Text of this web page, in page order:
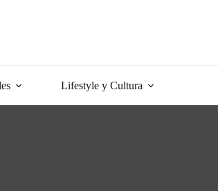
Lifestyle y Cultura